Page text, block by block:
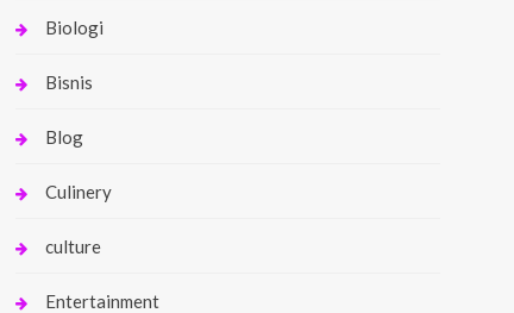
Biologi
Bisnis
Blog
Culinery
culture
Entertainment